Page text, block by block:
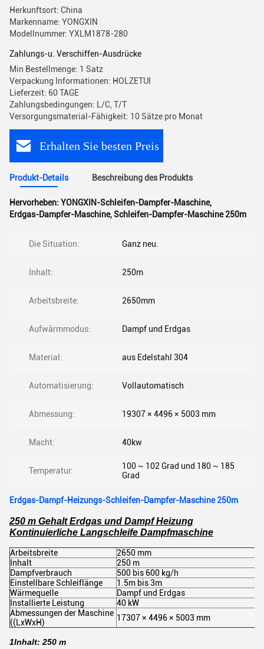
Herkunftsort: China
Markenname: YONGXIN
Modellnummer: YXLM1878-280
Zahlungs-u. Verschiffen-Ausdrücke
Min Bestellmenge: 1 Satz
Verpackung Informationen: HOLZETUI
Lieferzeit: 60 TAGE
Zahlungsbedingungen: L/C, T/T
Versorgungsmaterial-Fähigkeit: 10 Sätze pro Monat
Erhalten Sie besten Preis
Produkt-Details Beschreibung des Produkts
Hervorheben: YONGXIN-Schleifen-Dampfer-Maschine,
Erdgas-Dampfer-Maschine,Schleifen-Dampfer-Maschine 250m
Die Situation: Ganz neu.
Inhalt: 250m
Arbeitsbreite: 2650mm
Aufwärmmodus: Dampf und Erdgas
Material: aus Edelstahl 304
Automatisierung: Vollautomatisch
Abmessung: 19307 × 4496 × 5003 mm
Macht: 40kw
Temperatur:
100 ~ 102 Grad und 180 ~ 185
Grad
Erdgas-Dampf-Heizungs-Schleifen-Dampfer-Maschine 250m
250 m Gehalt Erdgas und Dampf Heizung
Kontinuierliche Langschleife Dampfmaschine
Arbeitsbreite
2650 mm
Inhalt
250 m
Dampfverbrauch
500 bis 600 kg/h
Einstellbare Schleiflänge
1.5m bis 3m
Wärmequelle
Dampf und Erdgas
Installierte Leistung
40 kW
Abmessungen der Maschine
((LxWxH)
17307 × 4496 × 5003 mm
1Inhalt: 250 m